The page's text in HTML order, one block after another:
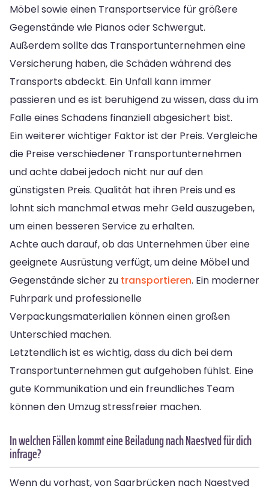
Möbel sowie einen Transportservice für größere
Gegenstände wie Pianos oder Schwergut.
Außerdem sollte das Transportunternehmen eine
Versicherung haben, die Schäden während des
Transports abdeckt. Ein Unfall kann immer
passieren und es ist beruhigend zu wissen, dass du im
Falle eines Schadens finanziell abgesichert bist.
Ein weiterer wichtiger Faktor ist der Preis. Vergleiche
die Preise verschiedener Transportunternehmen
und achte dabei jedoch nicht nur auf den
günstigsten Preis. Qualität hat ihren Preis und es
lohnt sich manchmal etwas mehr Geld auszugeben,
um einen besseren Service zu erhalten.
Achte auch darauf, ob das Unternehmen über eine
geeignete Ausrüstung verfügt, um deine Möbel und
Gegenstände sicher zu transportieren. Ein moderner
Fuhrpark und professionelle
Verpackungsmaterialien können einen großen
Unterschied machen.
Letztendlich ist es wichtig, dass du dich bei dem
Transportunternehmen gut aufgehoben fühlst. Eine
gute Kommunikation und ein freundliches Team
können den Umzug stressfreier machen.
In welchen Fällen kommt eine Beiladung nach Naestved für dich
infrage?
Wenn du vorhast, von Saarbrücken nach Naestved